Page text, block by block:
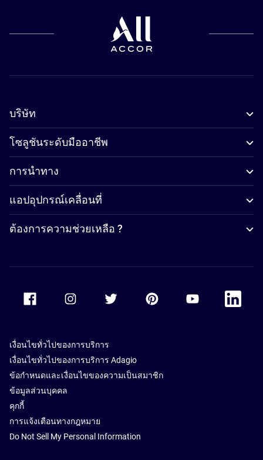
บริษัท
โซลูชันระดับมืออาชีพ
การนำทาง
แอปอุปกรณ์เคลื่อนที่
ต้องการความช่วยเหลือ ?
Accor Facebook Accor TwitterAccor PinterestAccor Youtube
Accor
เงื่อนไขทั่วไปของการบริการ
เงื่อนไขทั่วไปของการบริการ Adagio
ข้อกำหนดและเงื่อนไขของความเป็นสมาชิก
ข้อมูลส่วนบุคคล
คุกกี้
การแจ้งเตือนทางกฎหมาย
Do Not Sell My Personal Information